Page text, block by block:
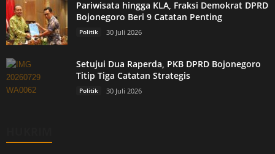
Pariwisata hingga KLA, Fraksi Demokrat DPRD
Bojonegoro Beri 9 Catatan Penting
Politik 30 Juli 2026
Setujui Dua Raperda, PKB DPRD Bojonegoro
Titip Tiga Catatan Strategis
Politik 30 Juli 2026